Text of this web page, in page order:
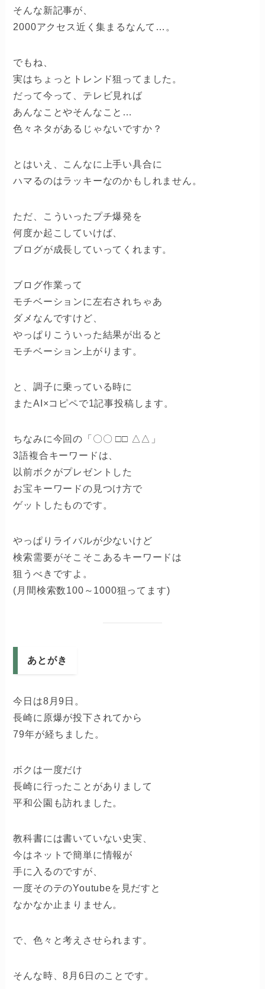
そんな新記事が、
2000アクセス近く集まるなんて…。
でもね、
実はちょっとトレンド狙ってました。
だって今って、テレビ見れば
あんなことやそんなこと…
色々ネタがあるじゃないですか？
とはいえ、こんなに上手い具合に
ハマるのはラッキーなのかもしれません。
ただ、こういったプチ爆発を
何度か起こしていけば、
ブログが成長していってくれます。
ブログ作業って
モチベーションに左右されちゃあ
ダメなんですけど、
やっぱりこういった結果が出ると
モチベーション上がります。
と、調子に乗っている時に
またAI×コピペで1記事投稿します。
ちなみに今回の「〇〇 □□ △△」
3語複合キーワードは、
以前ボクがプレゼントした
お宝キーワードの見つけ方で
ゲットしたものです。
やっぱりライバルが少ないけど
検索需要がそこそこあるキーワードは
狙うべきですよ。
(月間検索数100～1000狙ってます)
あとがき
今日は8月9日。
長崎に原爆が投下されてから
79年が経ちました。
ボクは一度だけ
長崎に行ったことがありまして
平和公園も訪れました。
教科書には書いていない史実、
今はネットで簡単に情報が
手に入るのですが、
一度そのテのYoutubeを見だすと
なかなか止まりません。
で、色々と考えさせられます。
そんな時、8月6日のことです。